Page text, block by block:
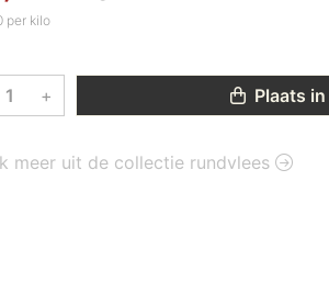
per kilo
+ Plaats
meer uit de collectie rundvlees